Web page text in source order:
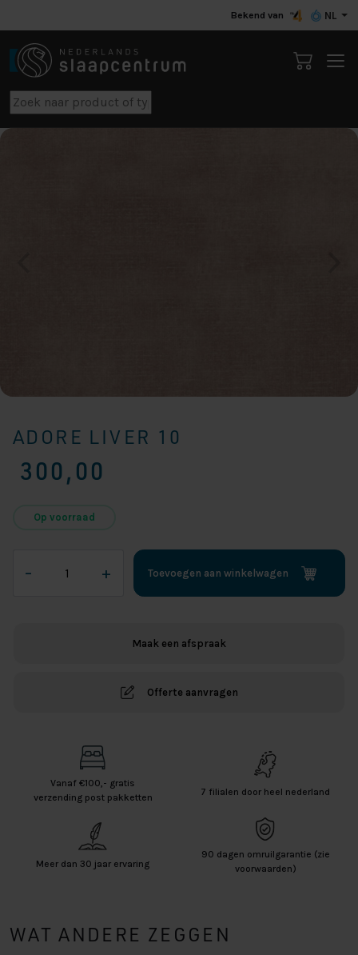
Bekend van NL
ADORE LIVER 10
300,00
Op voorraad
–
Liver
+ Toevoegen aan winkelwagen
Maak een afspraak
Offerte aanvragen
Vanaf €100,- gratis
verzending post pakketten
7 filialen door heel nederland
Meer dan 30 jaar ervaring
90 dagen omruilgarantie (zie
voorwaarden)
WAT ANDERE ZEGGEN